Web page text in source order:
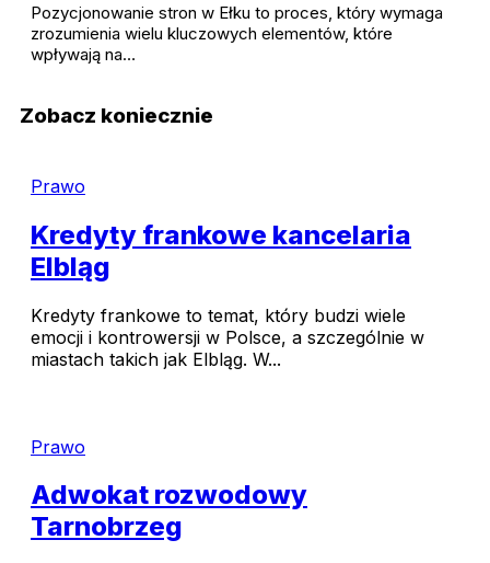
Pozycjonowanie stron w Ełku to proces, który wymaga
zrozumienia wielu kluczowych elementów, które
wpływają na…
Zobacz koniecznie
Prawo
Kredyty frankowe kancelaria
Elbląg
Kredyty frankowe to temat, który budzi wiele
emocji i kontrowersji w Polsce, a szczególnie w
miastach takich jak Elbląg. W...
Prawo
Adwokat rozwodowy
Tarnobrzeg